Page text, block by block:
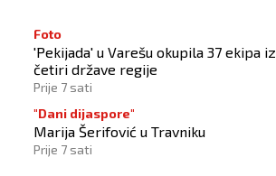
Foto
'Pekijada' u Varešu okupila 37 ekipa iz
četiri države regije
Prije 7 sati
"Dani dijaspore"
Marija Šerifović u Travniku
Prije 7 sati